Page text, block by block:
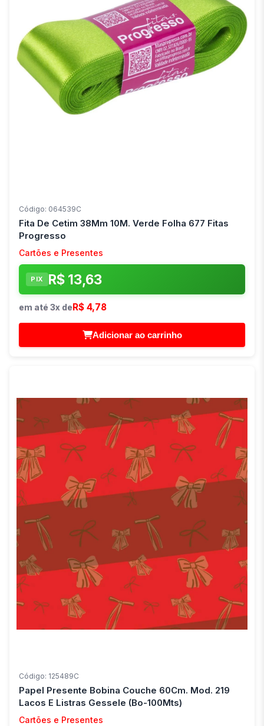
Código: 064539C
Fita De Cetim 38Mm 10M. Verde Folha 677 Fitas
Progresso
Cartões e Presentes
PIX R$ 13,63
em até 3x deR$ 4,78
Adicionar ao carrinho
Código: 125489C
Papel Presente Bobina Couche 60Cm. Mod. 219
Lacos E Listras Gessele (Bo-100Mts)
Cartões e Presentes